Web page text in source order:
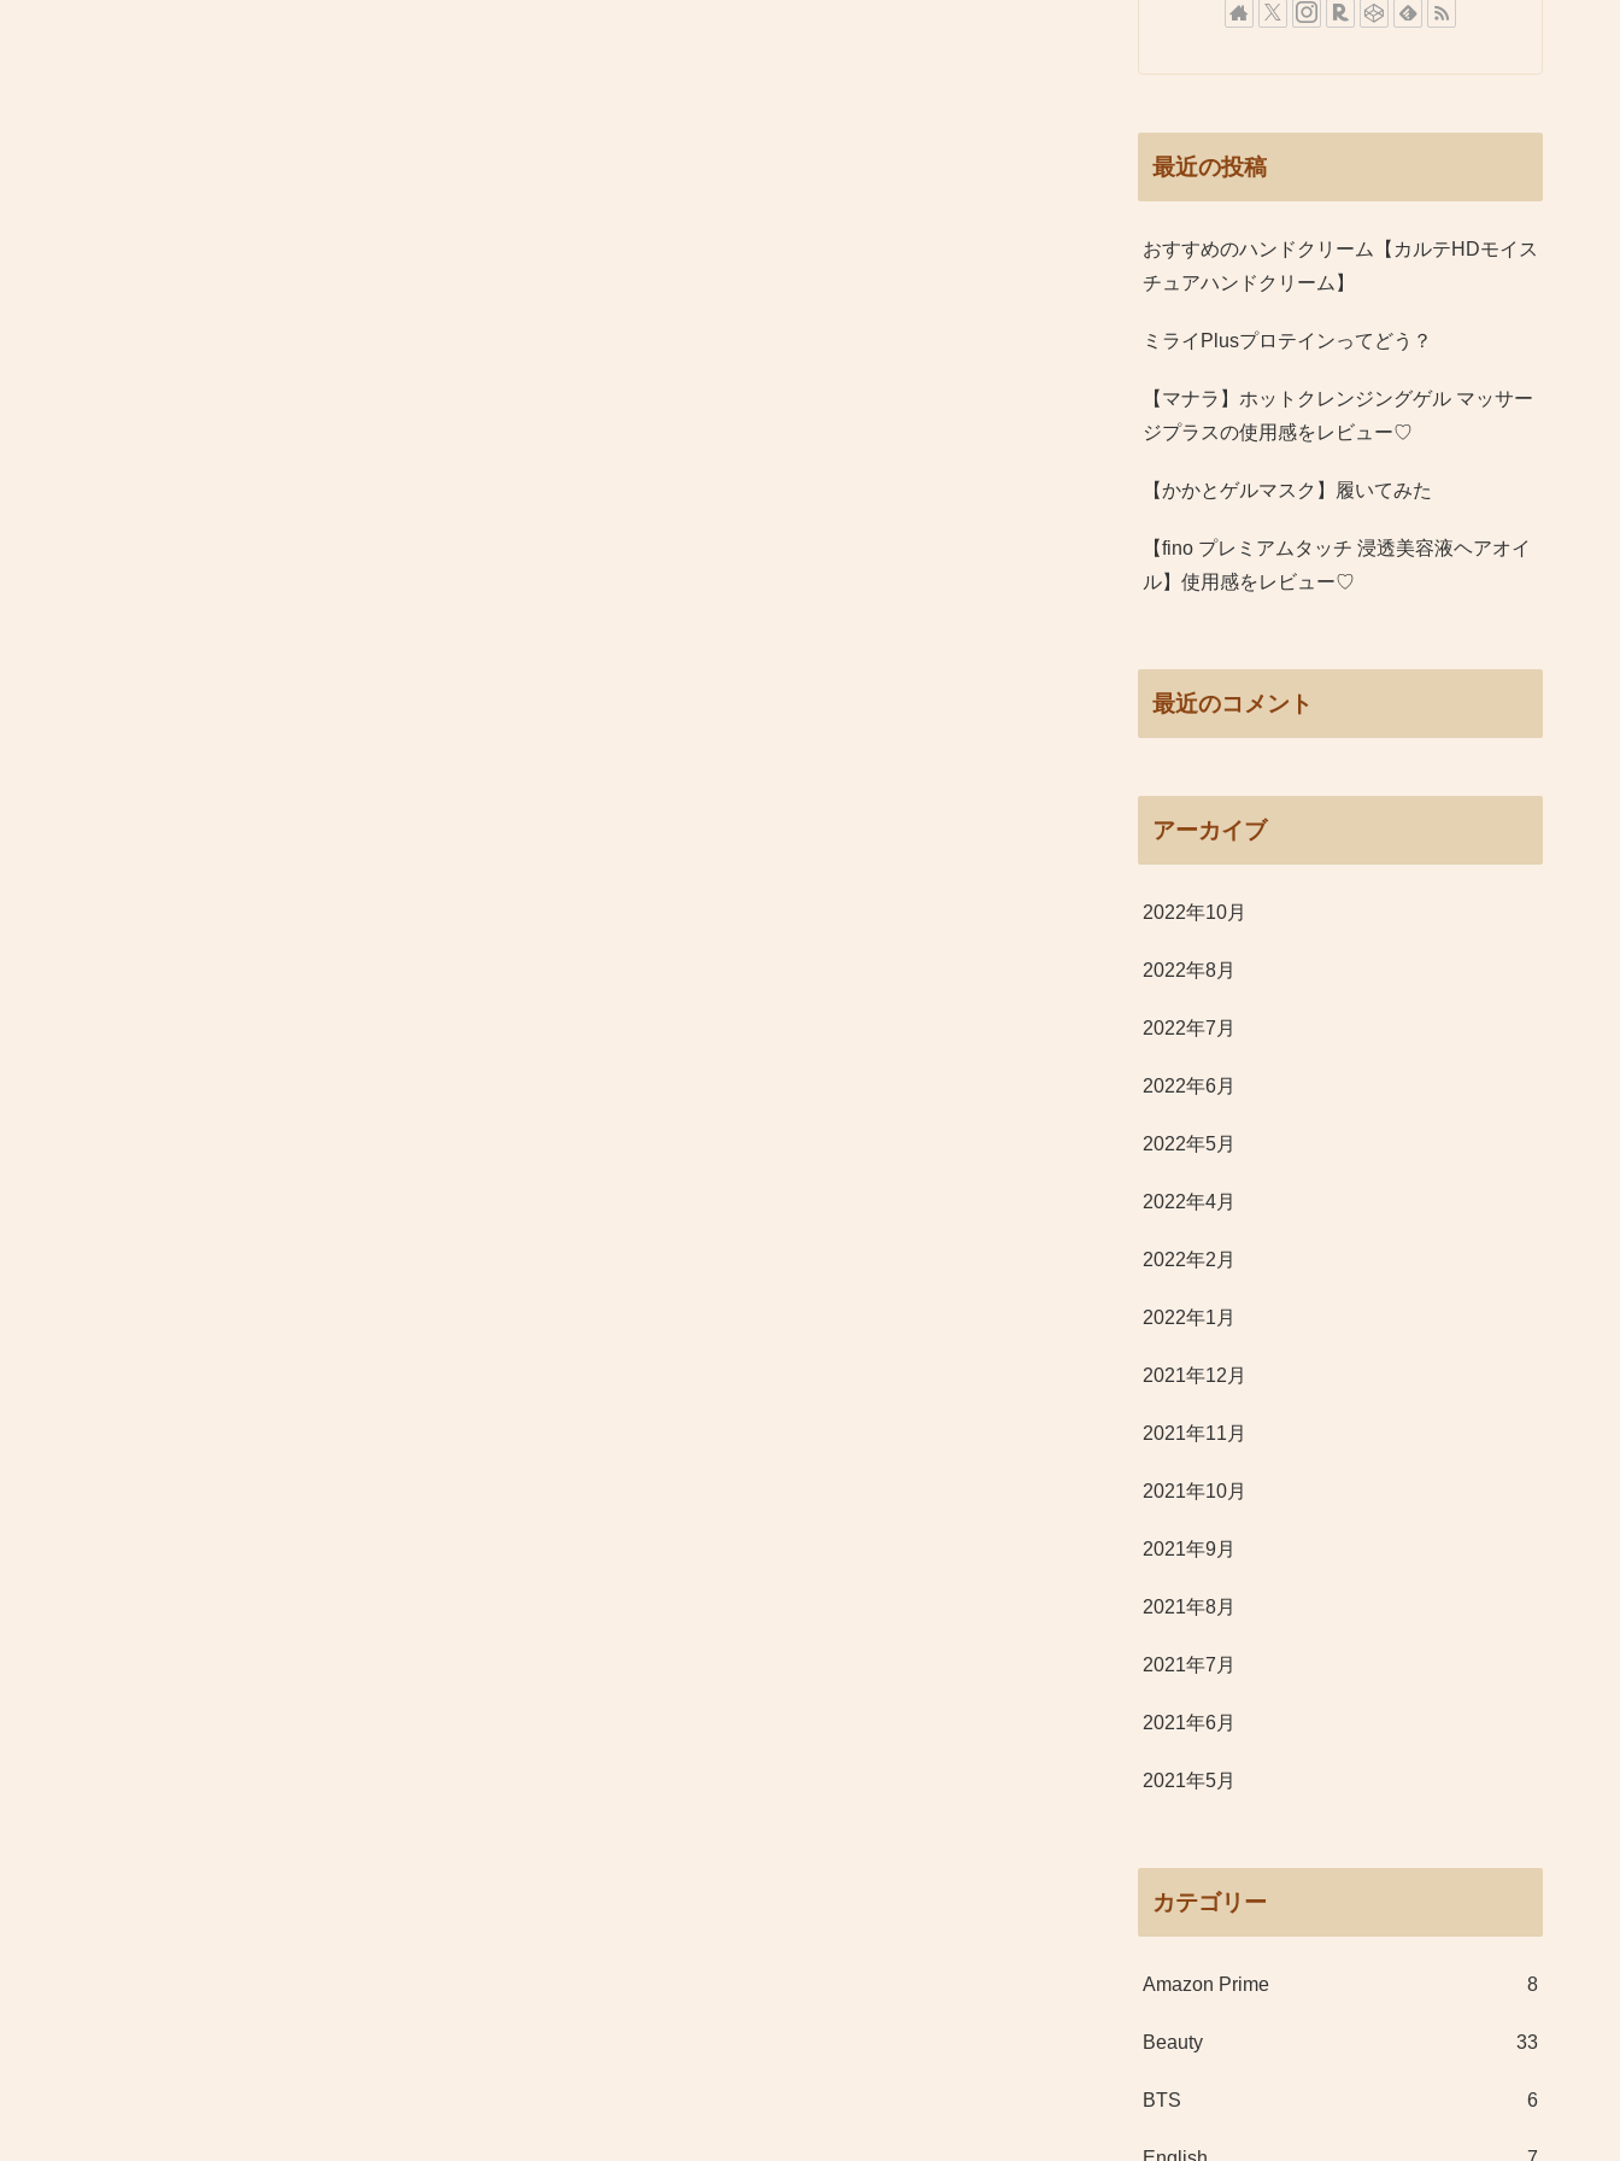
最近の投稿
おすすめのハンドクリーム【カルテHDモイス
チュアハンドクリーム】
ミライPlusプロテインってどう？
【マナラ】ホットクレンジングゲル マッサー
ジプラスの使用感をレビュー♡
【かかとゲルマスク】履いてみた
【fino プレミアムタッチ 浸透美容液ヘアオイ
ル】使用感をレビュー♡
最近のコメント
アーカイブ
2022年10月
2022年8月
2022年7月
2022年6月
2022年5月
2022年4月
2022年2月
2022年1月
2021年12月
2021年11月
2021年10月
2021年9月
2021年8月
2021年7月
2021年6月
2021年5月
カテゴリー
Amazon Prime 8
Beauty 33
BTS 6